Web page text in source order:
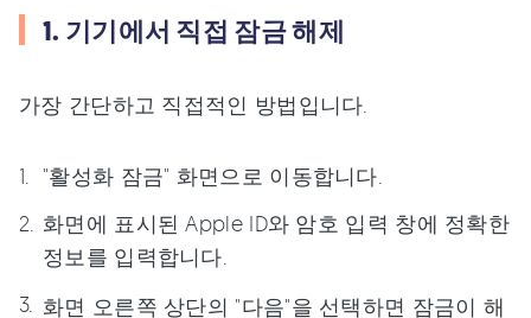
1. 기기에서 직접 잠금 해제
가장 간단하고 직접적인 방법입니다.
"활성화 잠금" 화면으로 이동합니다.
화면에 표시된 Apple ID와 암호 입력 창에 정확한
정보를 입력합니다.
화면 오른쪽 상단의 "다음"을 선택하면 잠금이 해